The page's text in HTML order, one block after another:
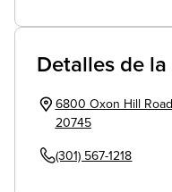
Detalles de
6800 Oxon Hill
20745
(301) 567-1218